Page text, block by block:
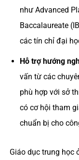
như Advanced
Baccalaureate
các tín chỉ đại
Hỗ trợ hướng
vấn từ các
phù hợp với sở
có cơ hội tham
chuẩn bị cho
Giáo dục trung học